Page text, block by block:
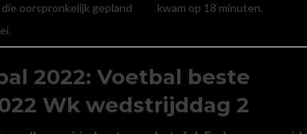
oorspronkelijk gepland
kwam op 18 minuten.
2022: Voetbal beste
Wk wedstrijddag 2